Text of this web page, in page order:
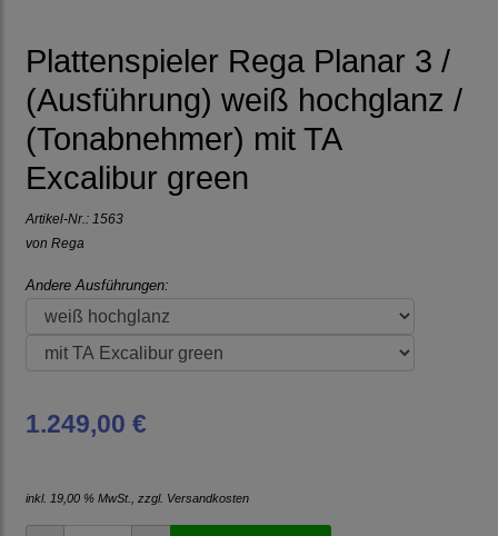
Plattenspieler Rega Planar 3 /
(Ausführung) weiß hochglanz /
(Tonabnehmer) mit TA
Excalibur green
Artikel-Nr.: 1563
von Rega
Andere Ausführungen:
1.249,00 €
inkl. 19,00 % MwSt., zzgl. Versandkosten